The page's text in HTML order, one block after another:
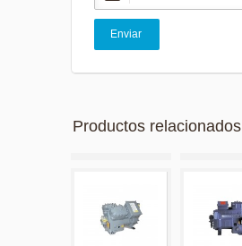
Productos relacionados